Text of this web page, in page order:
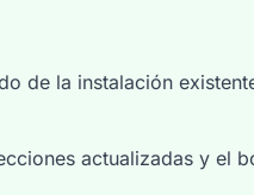
de la instalación
actualizadas y el